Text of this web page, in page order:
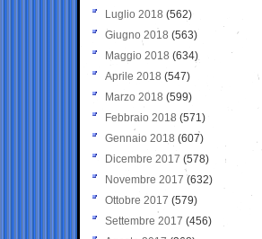
Luglio 2018 (562)
Giugno 2018 (563)
Maggio 2018 (634)
Aprile 2018 (547)
Marzo 2018 (599)
Febbraio 2018 (571)
Gennaio 2018 (607)
Dicembre 2017 (578)
Novembre 2017 (632)
Ottobre 2017 (579)
Settembre 2017 (456)